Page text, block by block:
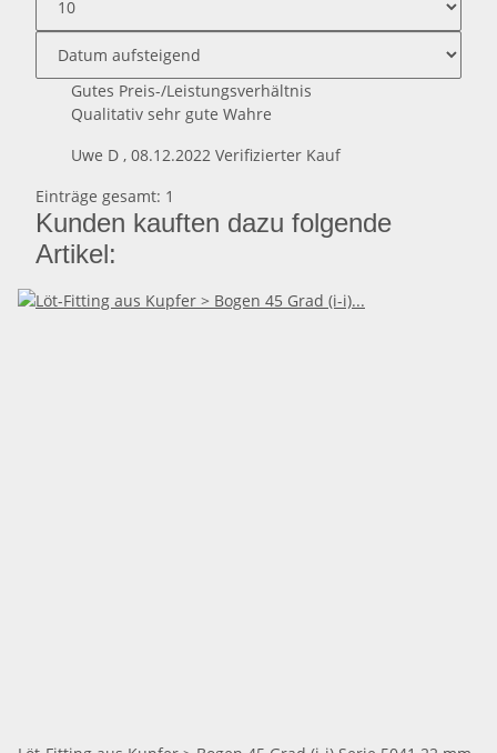
Gutes Preis-/Leistungsverhältnis
Qualitativ sehr gute Wahre
Uwe D , 08.12.2022 Verifizierter Kauf
Einträge gesamt: 1
Kunden kauften dazu folgende
Artikel: